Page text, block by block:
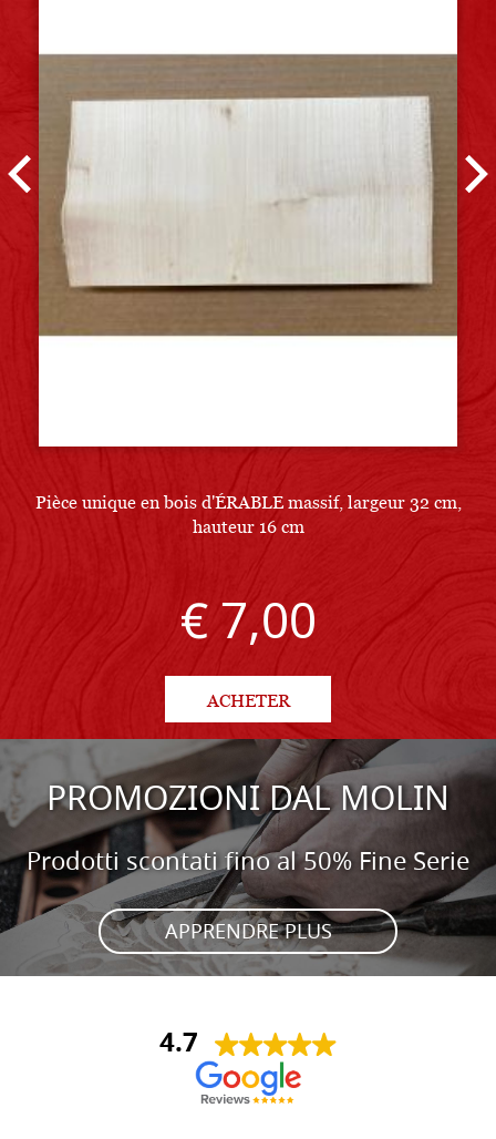
Pièce unique en bois d'ÉRABLE massif, largeur 32 cm,
hauteur 16 cm
€ 7,00
ACHETER
PROMOZIONI DAL MOLIN
Prodotti scontati fino al 50% Fine Serie
APPRENDRE PLUS
4.7